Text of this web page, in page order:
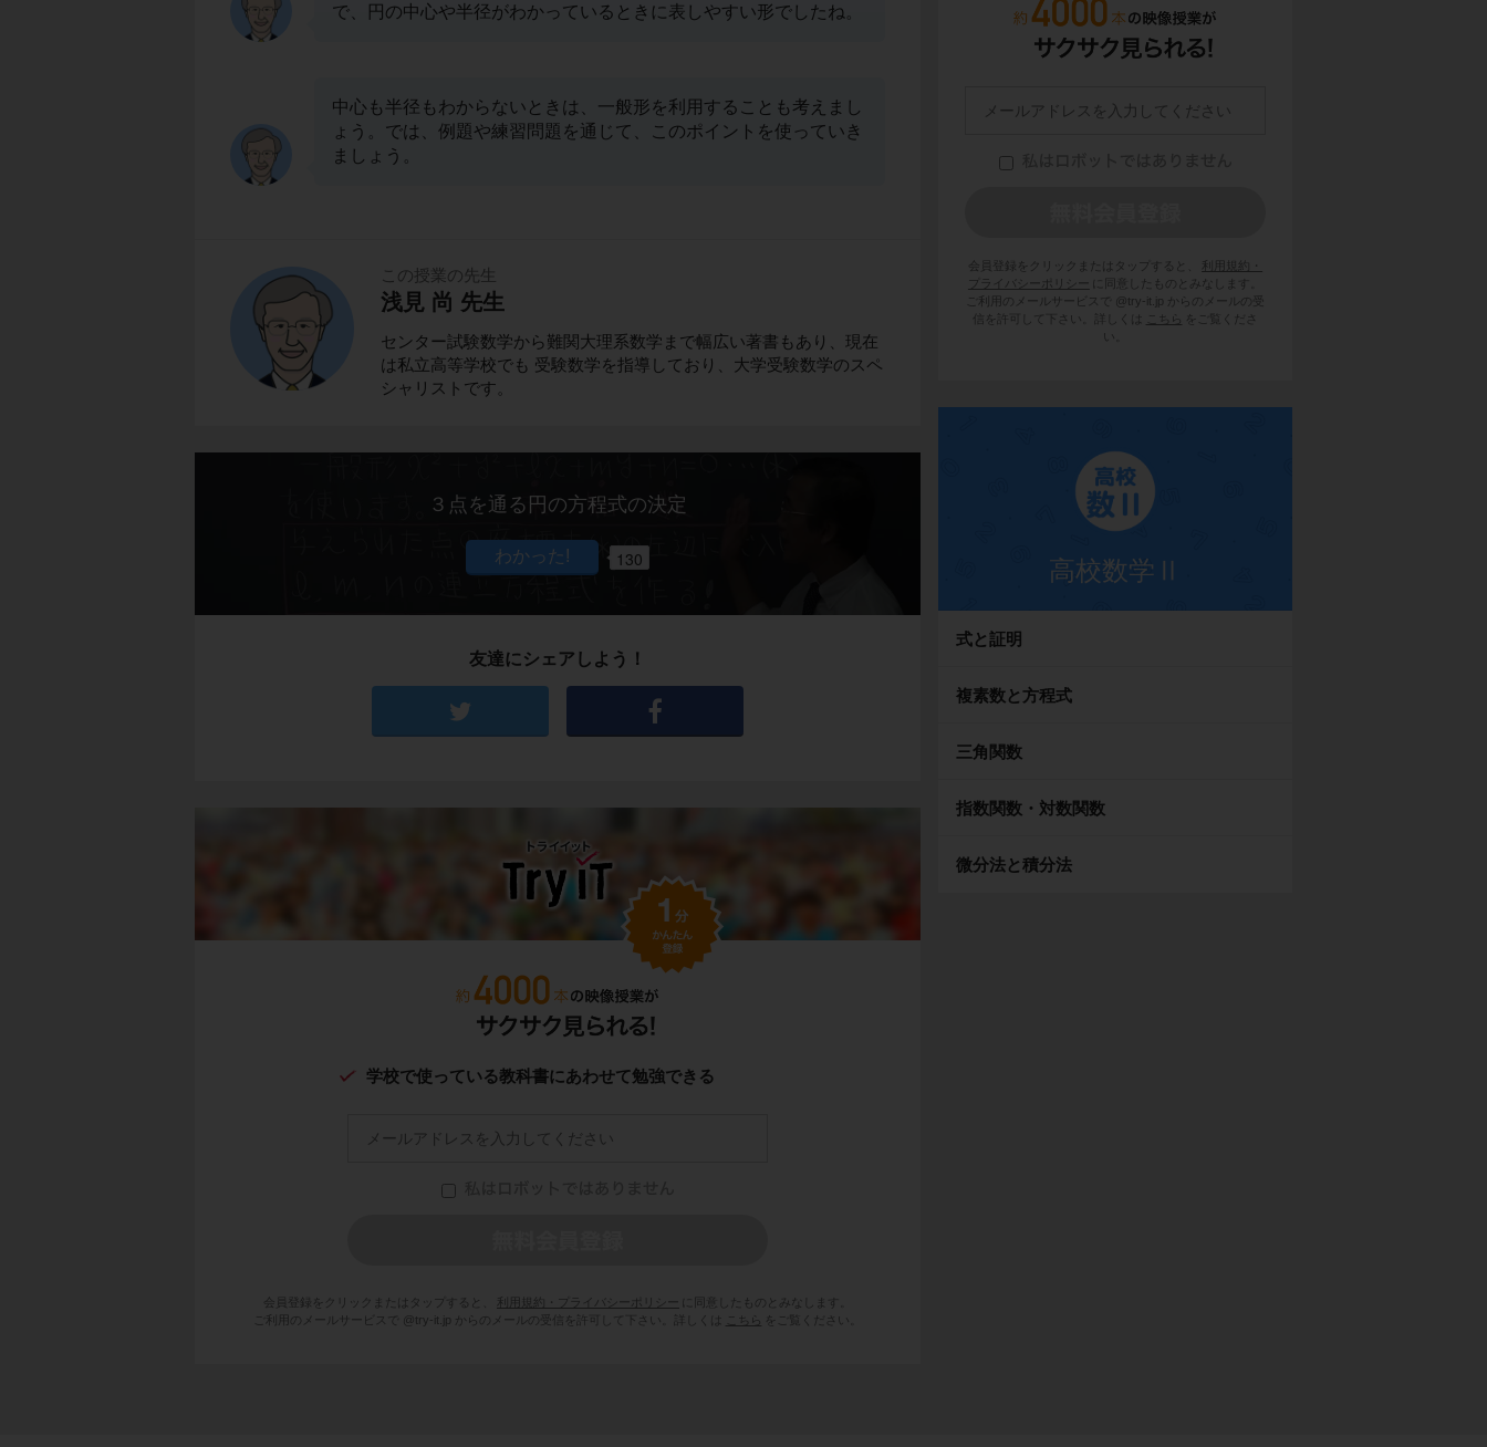
で、円の中心や半径がわかっているときに表しやすい形でしたね。
中心も半径もわからないときは、一般形を利用することも考えまし
ょう。では、例題や練習問題を通じて、このポイントを使っていき
ましょう。
この授業の先生
浅見 尚 先生
センター試験数学から難関大理系数学まで幅広い著書もあり、現在
は私立高等学校でも 受験数学を指導しており、大学受験数学のスペ
シャリストです。
３点を通る円の方程式の決定
130
友達にシェアしよう！
学校で使っている教科書にあわせて勉強できる
会員登録をクリックまたはタップすると、 利用規約・プライバシーポリシー
に同意したものとみなします。
ご利用のメールサービスで @try-it.jp からのメールの受信を許可して下さい。詳しくは
こちら をご覧ください。
会員登録をクリックまたはタップすると、
利用規約・
プライバシーポリシー
に同意したものとみなします。
ご利用のメールサービスで @try-it.jp からのメールの受
信を許可して下さい。詳しくは
こちら
をご覧くださ
い。
高校数学Ⅱ
式と証明
複素数と方程式
三角関数
指数関数・対数関数
微分法と積分法